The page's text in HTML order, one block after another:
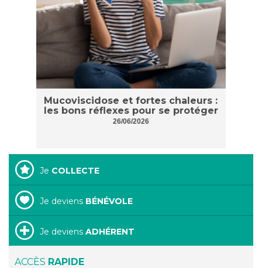
Mucoviscidose et fortes chaleurs :
les bons réflexes pour se protéger
26/06/2026
Je COLLECTE
Je deviens BÉNÉVOLE
Je deviens ADHÉRENT
ACCÈS RAPIDE